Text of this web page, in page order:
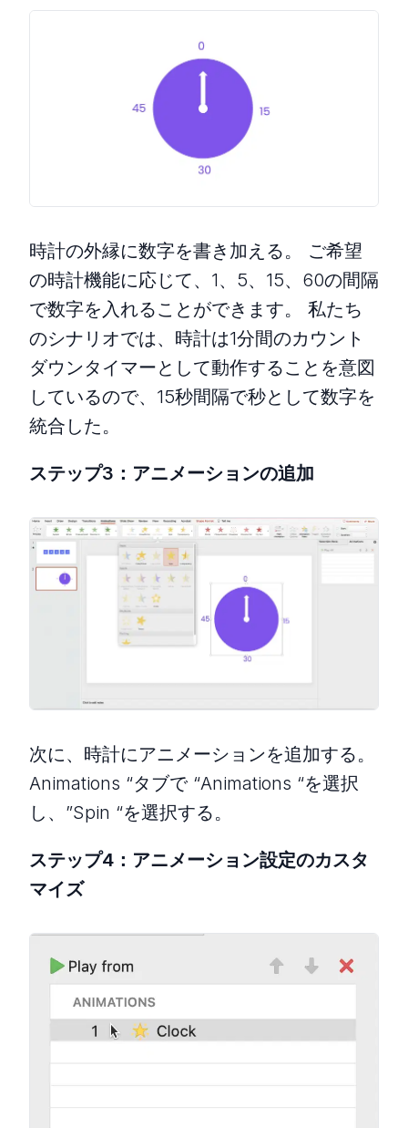
時計の外縁に数字を書き加える。 ご希望
の時計機能に応じて、1、5、15、60の間隔
で数字を入れることができます。 私たち
のシナリオでは、時計は1分間のカウント
ダウンタイマーとして動作することを意図
しているので、15秒間隔で秒として数字を
統合した。
ステップ3：アニメーションの追加
次に、時計にアニメーションを追加する。
Animations “タブで “Animations “を選択
し、”Spin “を選択する。
ステップ4：アニメーション設定のカスタ
マイズ